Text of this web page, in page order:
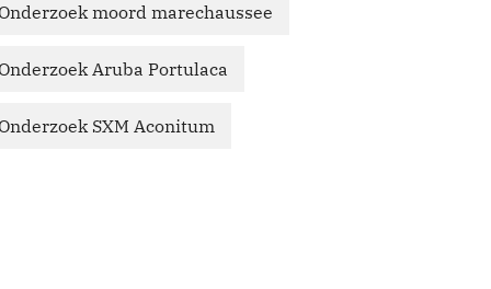
moord marechaussee
Aruba Portulaca
SXM Aconitum